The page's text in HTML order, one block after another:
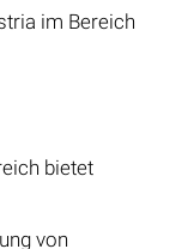
im Bereich
bietet
von